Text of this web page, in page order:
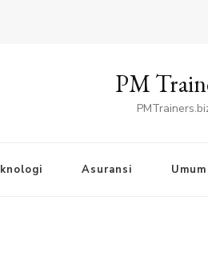
PM
Asuransi Umum